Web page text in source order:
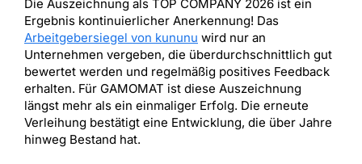
Die Auszeichnung als TOP COMPANY 2026 ist ein
Ergebnis kontinuierlicher Anerkennung! Das
Arbeitgebersiegel von kununu wird nur an
Unternehmen vergeben, die überdurchschnittlich gut
bewertet werden und regelmäßig positives Feedback
erhalten. Für GAMOMAT ist diese Auszeichnung
längst mehr als ein einmaliger Erfolg. Die erneute
Verleihung bestätigt eine Entwicklung, die über Jahre
hinweg Bestand hat.